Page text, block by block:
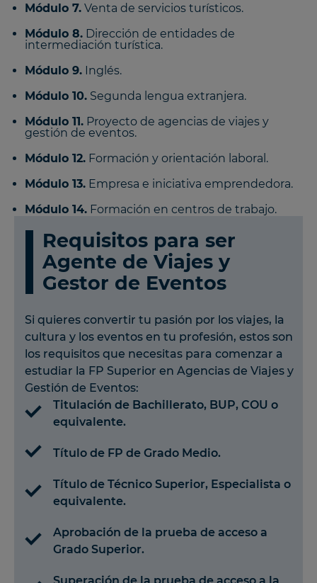
Módulo 7. Venta de servicios turísticos.
Módulo 8. Dirección de entidades de
intermediación turística.
Módulo 9. Inglés.
Módulo 10. Segunda lengua extranjera.
Módulo 11. Proyecto de agencias de viajes y
gestión de eventos.
Módulo 12. Formación y orientación laboral.
Módulo 13. Empresa e iniciativa emprendedora.
Módulo 14. Formación en centros de trabajo.
Requisitos para ser
Agente de Viajes y
Gestor de Eventos
Si quieres convertir tu pasión por los viajes, la
cultura y los eventos en tu profesión, estos son
los requisitos que necesitas para comenzar a
estudiar la FP Superior en Agencias de Viajes y
Gestión de Eventos:
Titulación de Bachillerato, BUP, COU o
equivalente.
Título de FP de Grado Medio.
Título de Técnico Superior, Especialista o
equivalente.
Aprobación de la prueba de acceso a
Grado Superior.
Superación de la prueba de acceso a la